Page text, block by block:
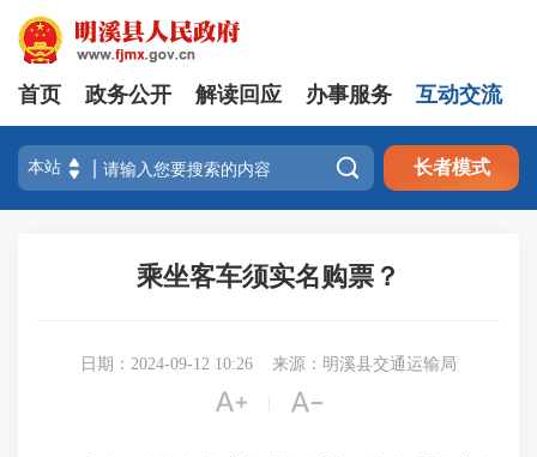
首页 政务公开 解读回应 办事服务 互动交流
 长者模式
乘坐客车须实名购票？
日期：2024-09-12 10:26 来源：明溪县交通运输局
 